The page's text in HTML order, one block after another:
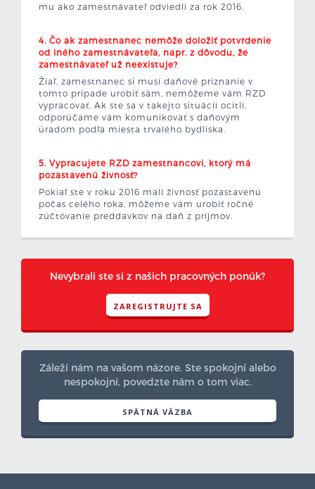
mu ako zamestnávateľ odviedli za rok 2016.
4. Čo ak zamestnanec nemôže doložiť potvrdenie
od iného zamestnávateľa, napr. z dôvodu, že
zamestnávateľ už neexistuje?
Žiaľ, zamestnanec si musí daňové priznanie v
tomto prípade urobiť sám, nemôžeme vám RZD
vypracovať. Ak ste sa v takejto situácii ocitli,
odporúčame vám komunikovať s daňovým
úradom podľa miesta trvalého bydliska.
5. Vypracujete RZD zamestnancovi, ktorý má
pozastavenú živnosť?
Pokiaľ ste v roku 2016 mali živnosť pozastavenú
počas celého roka, môžeme vám urobiť ročné
zúčtovanie preddavkov na daň z príjmov.
Nevybrali ste si z našich pracovných ponúk?
ZAREGISTRUJTE SA
Záleží nám na vašom názore. Ste spokojní alebo
nespokojní, povedzte nám o tom viac.
SPÄTNÁ VÄZBA